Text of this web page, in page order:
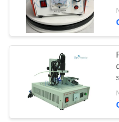
ultrasónico
Soldadura
puntos